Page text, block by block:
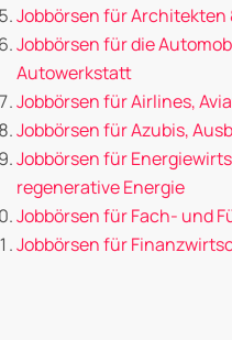
Jobbörsen für
Jobbörsen für die
Autowerkstatt
Jobbörsen für Airlines,
Jobbörsen für Azubis,
Jobbörsen für
regenerative Energie
Jobbörsen für Fach- und
Jobbörsen für